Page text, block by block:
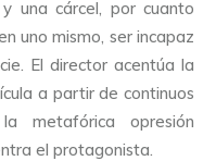
una cárcel, por cuanto
uno mismo, ser incapaz
El director acentúa la
a partir de continuos
metafórica opresión
el protagonista.